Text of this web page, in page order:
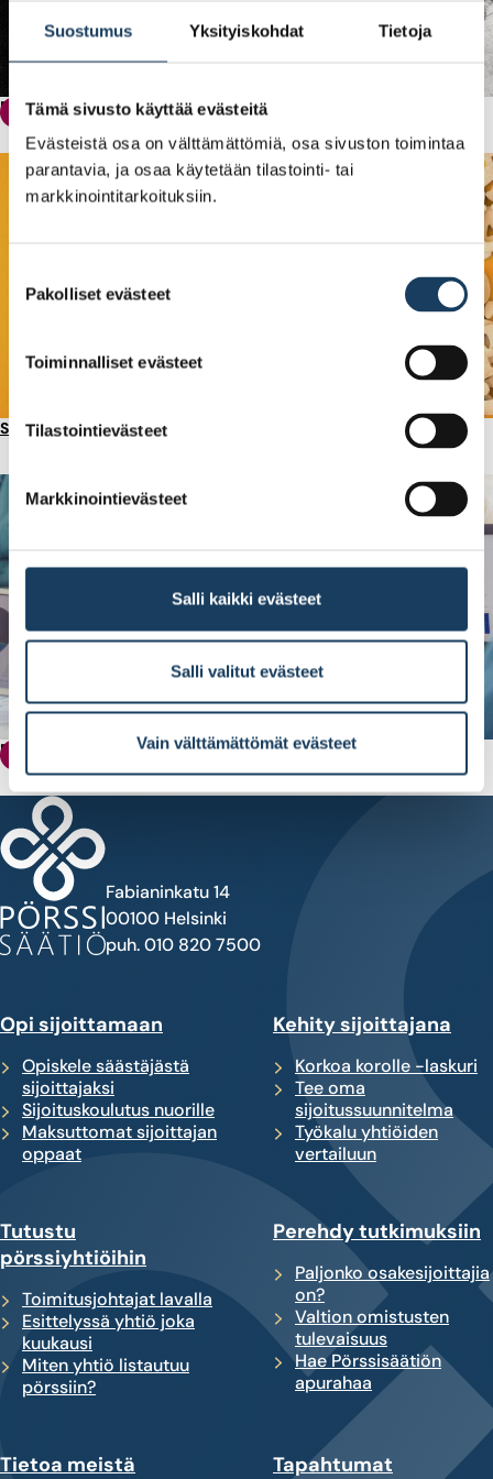
Suostumus Yksityiskohdat Tietoja
Tämä sivusto käyttää evästeitä
Evästeistä osa on välttämättömiä, osa sivuston toimintaa
parantavia, ja osaa käytetään tilastointi- tai
markkinointitarkoituksiin.
valinta
Pakolliset evästeet
Toiminnalliset evästeet
Tilastointievästeet
Markkinointievästeet
Salli kaikki evästeet
Salli valitut evästeet
Vain välttämättömät evästeet
Pörssitalon historia
Pörssitalon virstanpylväät
Sijoittajan sanasto
Pörssisäätiön apurahapolitiikka
Fabianinkatu 14
00100 Helsinki
puh. 010 820 7500
Opi sijoittamaan
Opiskele säästäjästä
sijoittajaksi
Sijoituskoulutus nuorille
Maksuttomat sijoittajan
oppaat
Kehity sijoittajana
Korkoa korolle -laskuri
Tee oma
sijoitussuunnitelma
Työkalu yhtiöiden
vertailuun
Tutustu
pörssiyhtiöihin
Toimitusjohtajat lavalla
Esittelyssä yhtiö joka
kuukausi
Miten yhtiö listautuu
pörssiin?
Perehdy tutkimuksiin
Paljonko osakesijoittajia
on?
Valtion omistusten
tulevaisuus
Hae Pörssisäätiön
apurahaa
Tietoa meistä Tapahtumat